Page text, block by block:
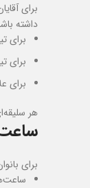
برای
داشته
برای
برای
برای
هر
برای